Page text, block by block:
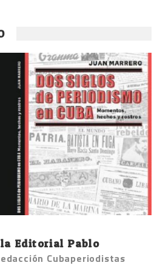
Editorial Pablo
Cubaperiodistas